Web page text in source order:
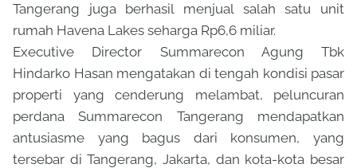
Tangerang juga berhasil menjual salah satu unit
rumah Havena Lakes seharga Rp6,6 miliar.
Executive Director Summarecon Agung Tbk
Hindarko Hasan mengatakan di tengah kondisi pasar
properti yang cenderung melambat, peluncuran
perdana Summarecon Tangerang mendapatkan
antusiasme yang bagus dari konsumen, yang
tersebar di Tangerang, Jakarta, dan kota-kota besar